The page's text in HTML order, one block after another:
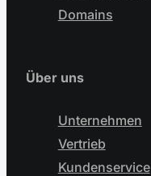
Domains
Über uns
Unternehmen
Vertrieb
Kundenservice